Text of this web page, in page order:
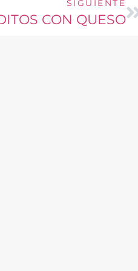
SIGUIENTE
CON QUESO